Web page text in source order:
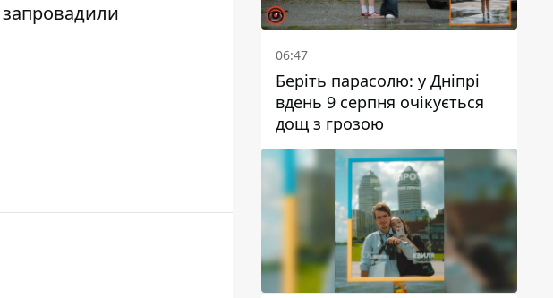
запровадили
06:47
Беріть парасолю: у Дніпрі
вдень 9 серпня очікується
дощ з грозою